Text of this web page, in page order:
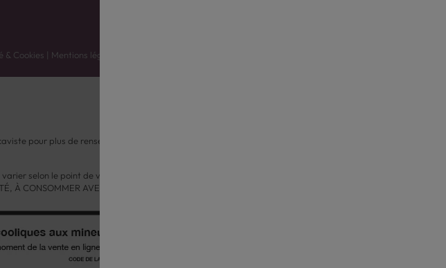
& Cookies | Mentions légales
pour plus de renseignements.
selon le point de vente.
À CONSOMMER AVEC MODÉRATION.